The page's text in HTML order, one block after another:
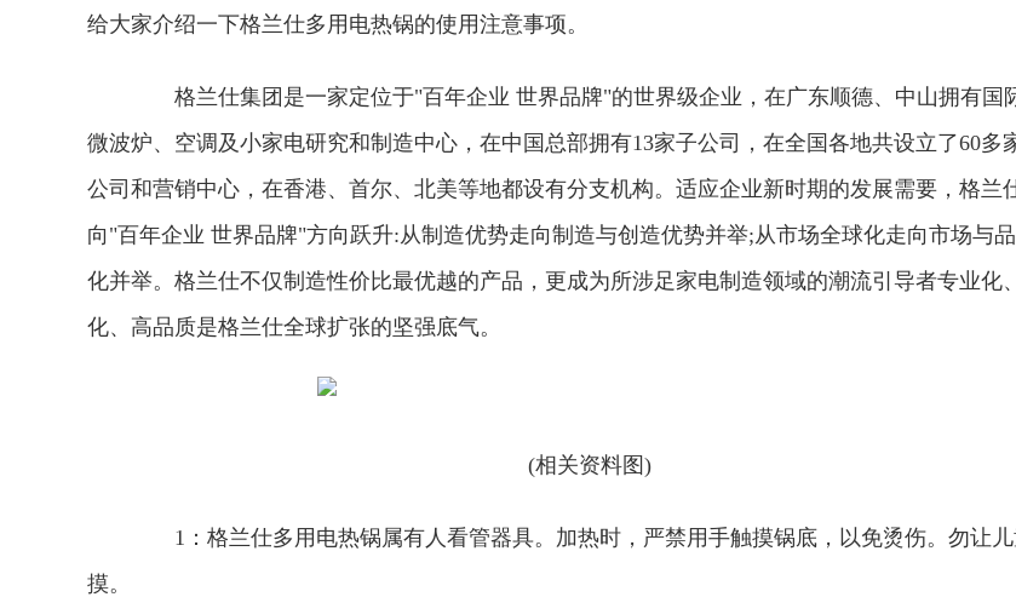
给大家介绍一下格兰仕多用电热锅的使用注意事项。
格兰仕集团是一家定位于"百年企业 世界品牌"的世界级企业，在广东顺德、中山拥有国
微波炉、空调及小家电研究和制造中心，在中国总部拥有13家子公司，在全国各地共设立了60多
公司和营销中心，在香港、首尔、北美等地都设有分支机构。适应企业新时期的发展需要，格兰
向"百年企业 世界品牌"方向跃升:从制造优势走向制造与创造优势并举;从市场全球化走向市场与
化并举。格兰仕不仅制造性价比最优越的产品，更成为所涉足家电制造领域的潮流引导者专业化
化、高品质是格兰仕全球扩张的坚强底气。
(相关资料图)
1：格兰仕多用电热锅属有人看管器具。加热时，严禁用手触摸锅底，以免烫伤。勿让
摸。